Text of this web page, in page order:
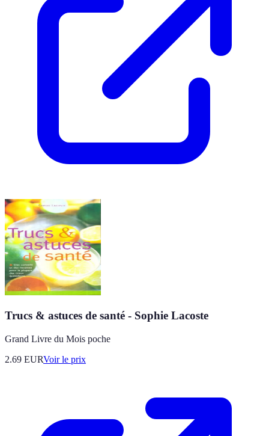
Trucs & astuces de santé - Sophie Lacoste
Grand Livre du Mois poche
2.69 EURVoir le prix